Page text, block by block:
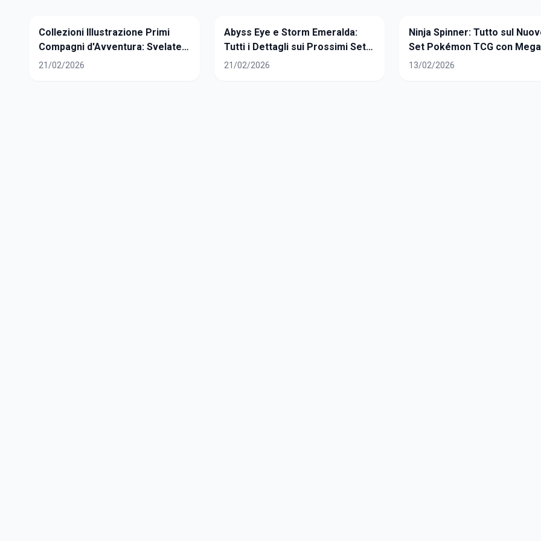
Collezioni Illustrazione Primi
Compagni d'Avventura: Svelate
le Promo della Serie 1
21/02/2026
Abyss Eye e Storm Emeralda:
Tutti i Dettagli sui Prossimi Set
Pokémon TCG
21/02/2026
Ninja Spinner: Tutto sul
Set Pokémon TCG con Mega
Greninja ex
13/02/2026